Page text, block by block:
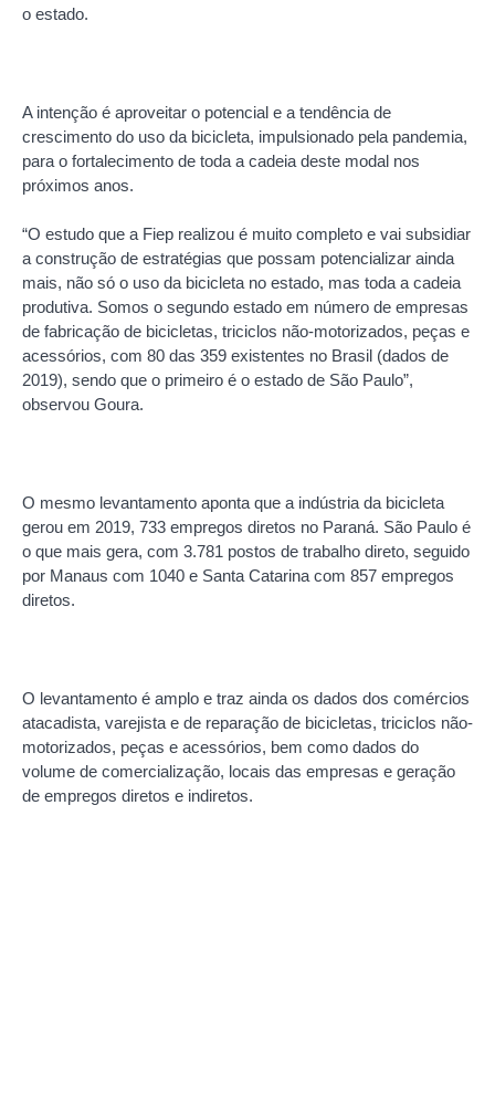
o estado.
A intenção é aproveitar o potencial e a tendência de
crescimento do uso da bicicleta, impulsionado pela pandemia,
para o fortalecimento de toda a cadeia deste modal nos
próximos anos.
“O estudo que a Fiep realizou é muito completo e vai subsidiar
a construção de estratégias que possam potencializar ainda
mais, não só o uso da bicicleta no estado, mas toda a cadeia
produtiva. Somos o segundo estado em número de empresas
de fabricação de bicicletas, triciclos não-motorizados, peças e
acessórios, com 80 das 359 existentes no Brasil (dados de
2019), sendo que o primeiro é o estado de São Paulo”,
observou Goura.
O mesmo levantamento aponta que a indústria da bicicleta
gerou em 2019, 733 empregos diretos no Paraná. São Paulo é
o que mais gera, com 3.781 postos de trabalho direto, seguido
por Manaus com 1040 e Santa Catarina com 857 empregos
diretos.
O levantamento é amplo e traz ainda os dados dos comércios
atacadista, varejista e de reparação de bicicletas, triciclos não-
motorizados, peças e acessórios, bem como dados do
volume de comercialização, locais das empresas e geração
de empregos diretos e indiretos.